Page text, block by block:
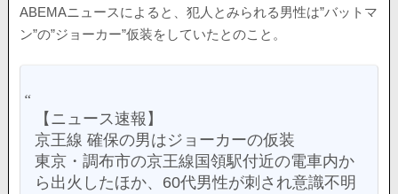
ABEMAニュースによると、犯人とみられる男性は”バットマ
ン”の”ジョーカー”仮装をしていたとのこと。
【ニュース速報】
京王線 確保の男はジョーカーの仮装
東京・調布市の京王線国領駅付近の電車内か
ら出火したほか、60代男性が刺され意識不明